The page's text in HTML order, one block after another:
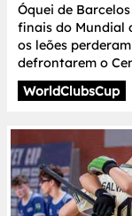
Óquei de
finais do Mundial
os leões
defrontarem o
WorldClubsCup